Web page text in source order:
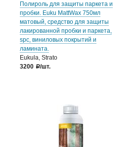
Полироль для защиты паркета и
пробки. Euku MattWax 750мл
матовый, средство для защиты
лакированной пробки и паркета,
spc, виниловых покрытий и
ламината.
Eukula, Strato
3200
a/шт.